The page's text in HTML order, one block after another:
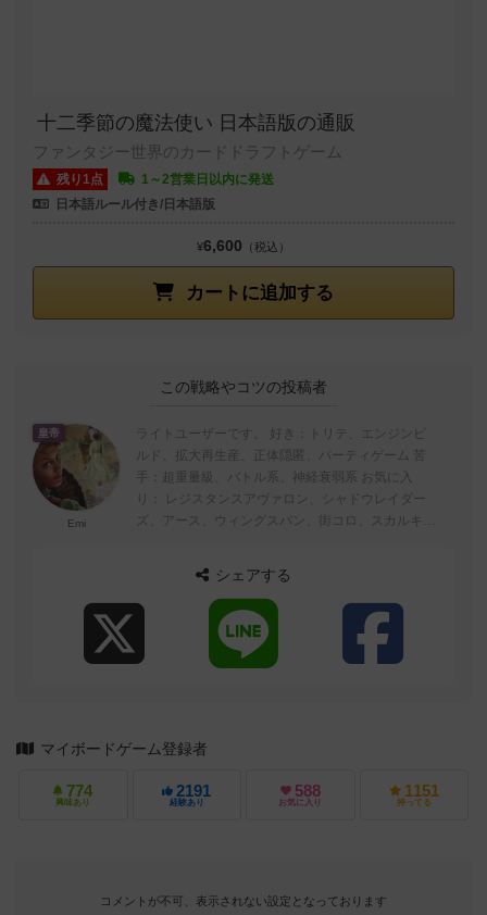
十二季節の魔法使い 日本語版の通販
ファンタジー世界のカードドラフトゲーム
残り1点
1～2営業日以内に発送
日本語ルール付き/日本語版
カートに追加する
¥6,600 （税込）
この戦略やコツの投稿者
皇帝
Emi
ライトユーザーです。 好き：トリテ、エンジンビ
ルド、拡大再生産、正体隠匿、パーティゲーム 苦
手：超重量級、バトル系、神経衰弱系 お気に入
り： レジスタンスアヴァロン、シャドウレイダー
ズ、アース、ウィングスパン、街コロ、スカルキン
シェアする
マイボードゲーム登録者
774
興味あり
2191
経験あり
588
お気に入り
1151
持ってる
コメントが不可、表示されない設定となっております